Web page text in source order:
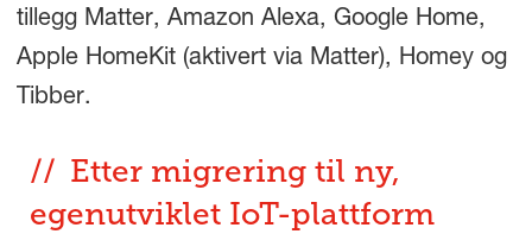
tillegg Matter, Amazon Alexa, Google Home,
Apple HomeKit (aktivert via Matter), Homey og
Tibber.
Etter migrering til ny,
egenutviklet IoT-plattform